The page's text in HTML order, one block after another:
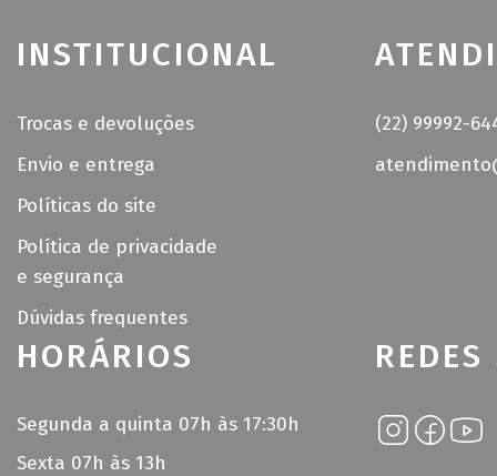
INSTITUCIONAL
Trocas e devoluções
Envio e entrega
Políticas do site
Política de privacidade
e segurança
Dúvidas frequentes
(22) 99992-
HORÁRIOS
Segunda a quinta 07h às 17:30h
Sexta 07h às 13h